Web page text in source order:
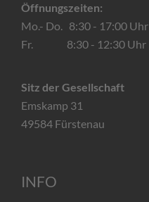
Öffnungszeiten:
Mo.- Do. 8:30 - 17:00 Uhr
Fr. 8:30 - 12:30 Uhr
Sitz der Gesellschaft
Emskamp 31
49584 Fürstenau
INFO